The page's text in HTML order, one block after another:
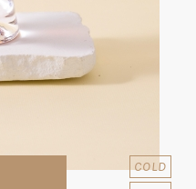
COLD